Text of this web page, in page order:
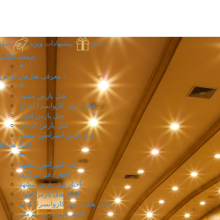
منو پیشنهادات ویژه
صفحه اصلی
هتل پارس مشهد
هتل پارس کاروانسرا آبادان
هتل پارس اهواز
هتل پارس کرمان
هتل پارس امپراطور مشهد
هتل امپراطور مشهد
اخبار دفتر مرکزی
اخبار هتل پارس مشهد
اخبار هتل پارس اهواز
اخبار هتل پارس کاروانسرا آبادان
اخبار هتل پارس کرمان